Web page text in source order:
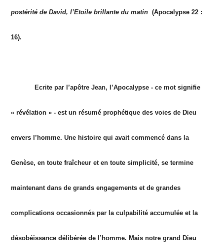
postérité de David, l’Etoile brillante du matin (Apocalypse 22 :
16).
Ecrite par l’apôtre Jean, l’Apocalypse - ce mot signifie
« révélation » - est un résumé prophétique des voies de Dieu
envers l’homme. Une histoire qui avait commencé dans la
Genèse, en toute fraîcheur et en toute simplicité, se termine
maintenant dans de grands engagements et de grandes
complications occasionnés par la culpabilité accumulée et la
désobéissance délibérée de l’homme. Mais notre grand Dieu